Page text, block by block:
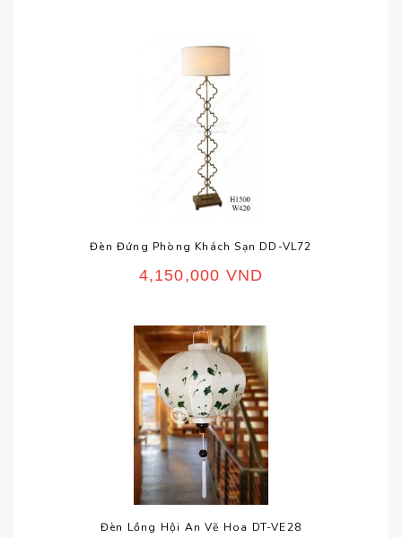
Đèn Đứng Phòng Khách Sạn DD-VL72
4,150,000 VND
Đèn Lồng Hội An Vẽ Hoa DT-VE28